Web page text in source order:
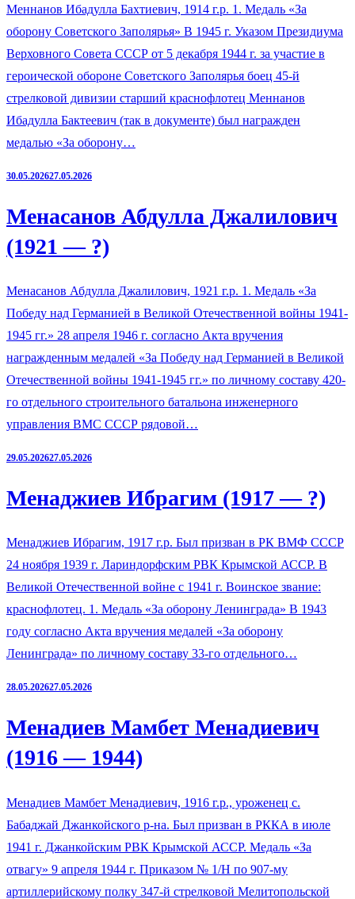
Меннанов Ибадулла Бахтиевич, 1914 г.р. 1. Медаль «За
оборону Советского Заполярья» В 1945 г. Указом Президиума
Верховного Совета СССР от 5 декабря 1944 г. за участие в
героической обороне Советского Заполярья боец 45-й
стрелковой дивизии старший краснофлотец Меннанов
Ибадулла Бактеевич (так в документе) был награжден
медалью «За оборону…
30.05.202627.05.2026
Менасанов Абдулла Джалилович
(1921 — ?)
Менасанов Абдулла Джалилович, 1921 г.р. 1. Медаль «За
Победу над Германией в Великой Отечественной войны 1941-
1945 гг.» 28 апреля 1946 г. согласно Акта вручения
награжденным медалей «За Победу над Германией в Великой
Отечественной войны 1941-1945 гг.» по личному составу 420-
го отдельного строительного батальона инженерного
управления ВМС СССР рядовой…
29.05.202627.05.2026
Менаджиев Ибрагим (1917 — ?)
Менаджиев Ибрагим, 1917 г.р. Был призван в РК ВМФ СССР
24 ноября 1939 г. Лариндорфским РВК Крымской АССР. В
Великой Отечественной войне с 1941 г. Воинское звание:
краснофлотец. 1. Медаль «За оборону Ленинграда» В 1943
году согласно Акта вручения медалей «За оборону
Ленинграда» по личному составу 33-го отдельного…
28.05.202627.05.2026
Менадиев Мамбет Менадиевич
(1916 — 1944)
Менадиев Мамбет Менадиевич, 1916 г.р., уроженец с.
Бабаджай Джанкойского р-на. Был призван в РККА в июле
1941 г. Джанкойским РВК Крымской АССР. Медаль «За
отвагу» 9 апреля 1944 г. Приказом № 1/Н по 907-му
артиллерийскому полку 347-й стрелковой Мелитопольской